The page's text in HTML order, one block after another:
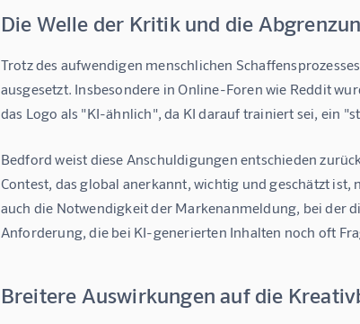
Die Welle der Kritik und die
Trotz des aufwendigen menschlichen
ausgesetzt. Insbesondere in Online-Foren wie Reddit
das Logo als "KI-ähnlich", da KI darauf trainiert sei, ein
Bedford weist diese Anschuldigungen entschieden
Contest, das global anerkannt, wichtig und geschätzt
auch die Notwendigkeit der Markenanmeldung, bei der
Anforderung, die bei KI-generierten Inhalten noch oft
Breitere Auswirkungen auf die